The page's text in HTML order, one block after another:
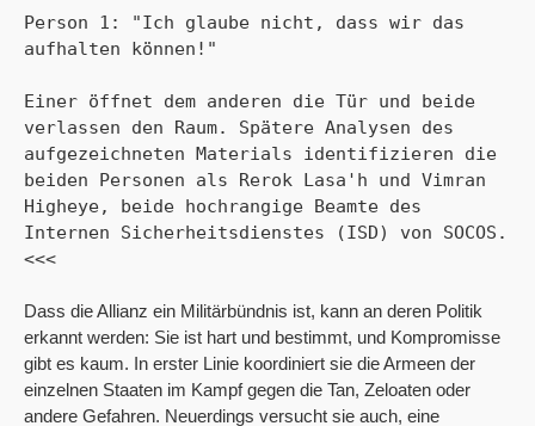
Person 1: "Ich glaube nicht, dass wir das
aufhalten können!"
Einer öffnet dem anderen die Tür und beide
verlassen den Raum. Spätere Analysen des
aufgezeichneten Materials identifizieren die
beiden Personen als Rerok Lasa'h und Vimran
Higheye, beide hochrangige Beamte des
Internen Sicherheitsdienstes (ISD) von SOCOS.
<<<
Dass die Allianz ein Militärbündnis ist, kann an deren Politik
erkannt werden: Sie ist hart und bestimmt, und Kompromisse
gibt es kaum. In erster Linie koordiniert sie die Armeen der
einzelnen Staaten im Kampf gegen die Tan, Zeloaten oder
andere Gefahren. Neuerdings versucht sie auch, eine